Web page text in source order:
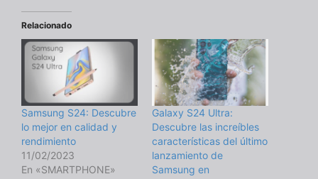
Relacionado
Samsung S24: Descubre
lo mejor en calidad y
rendimiento
11/02/2023
En «SMARTPHONE»
Galaxy S24 Ultra:
Descubre las increíbles
características del último
lanzamiento de
Samsung en